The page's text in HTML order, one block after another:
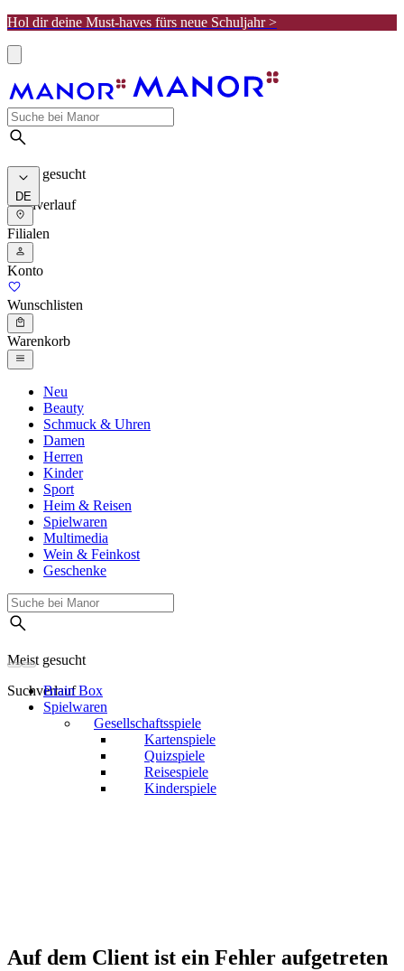
Hol dir deine Must-haves fürs neue Schuljahr >
Meist gesucht
Suchverlauf
DE
Filialen
Konto
Wunschlisten
Warenkorb
Neu
Beauty
Schmuck & Uhren
Damen
Herren
Kinder
Sport
Heim & Reisen
Spielwaren
Multimedia
Wein & Feinkost
Geschenke
Meist gesucht
Suchverlauf
Brain Box
Spielwaren
Gesellschaftsspiele
Kartenspiele
Quizspiele
Reisespiele
Kinderspiele
Auf dem Client ist ein Fehler aufgetreten